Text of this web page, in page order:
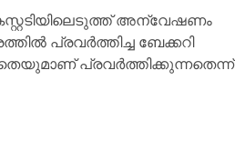
അന്വേഷണം
പ്രവർത്തിച്ച ബേക്കറി
പ്രവർത്തിക്കുന്നതെന്ന്